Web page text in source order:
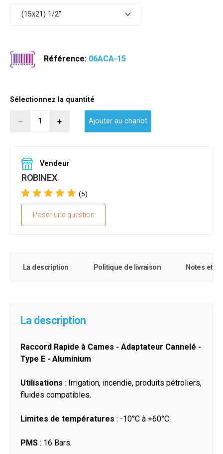
(15x21) 1/2"
Référence: 06ACA-15
Sélectionnez la quantité
Ajouter au chariot
Vendeur
ROBINEX
(5)
Poser une question
La description Politique de livraison Notes et
La description
Raccord Rapide à Cames - Adaptateur Cannelé -
Type E - Aluminium
Utilisations : Irrigation, incendie, produits pétroliers,
fluides compatibles.
Limites de températures : -10°C à +60°C.
PMS : 16 Bars.